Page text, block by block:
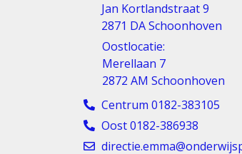
Jan Kortlandstraat 9
2871 DA Schoonhoven
Oostlocatie:
Merellaan 7
2872 AM Schoonhoven
Centrum 0182-383105
Oost 0182-386938